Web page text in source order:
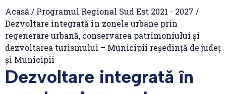
Acasă / Programul Regional Sud Est 2021 - 2027 /
Dezvoltare integrată în zonele urbane prin
regenerare urbană, conservarea patrimoniului și
dezvoltarea turismului – Municipii reședință de județ
și Municipii
Dezvoltare integrată în